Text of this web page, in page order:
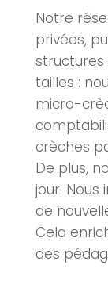
Notre
privées,
tailles :
micro-
crèches
De plus,
jour.
de
Cela
des